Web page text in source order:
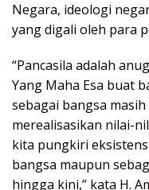
Negara, ideologi
yang digali oleh para
“Pancasila adalah
Yang Maha Esa buat
sebagai bangsa
merealisasikan nilai-
kita pungkiri
bangsa maupun
hingga kini,” kata H.